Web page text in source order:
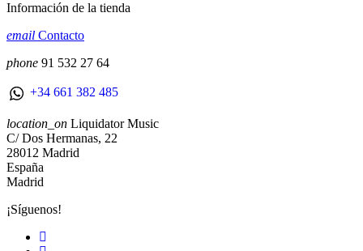
Información de la tienda
email Contacto
phone 91 532 27 64
+34 661 382 485
location_on Liquidator Music
C/ Dos Hermanas, 22
28012 Madrid
España
Madrid
¡Síguenos!